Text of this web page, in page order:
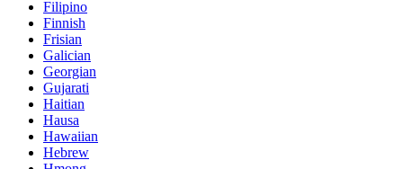
Filipino
Finnish
Frisian
Galician
Georgian
Gujarati
Haitian
Hausa
Hawaiian
Hebrew